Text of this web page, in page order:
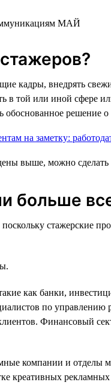
МАЙ
кадры, внедрять
в той или иной
решение
выше, можно
больше
стажерские
как банки,
по
Финансовый
компании и отделы
креативных